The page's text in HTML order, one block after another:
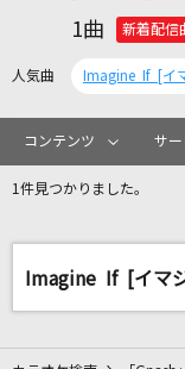
リアル
TRUE
1曲 新着配信
人気曲
コンテンツ サー
1件見つかりました。
Imagine If [イマ